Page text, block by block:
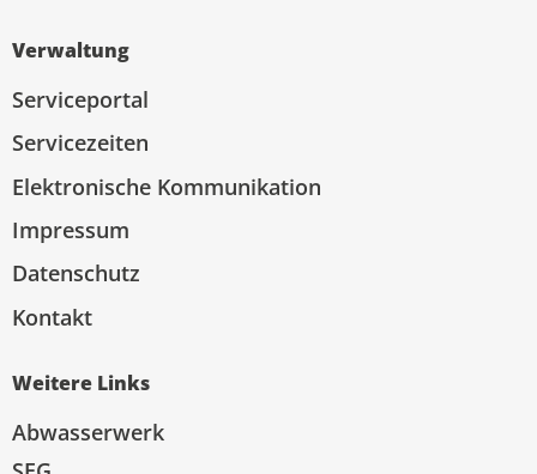
Verwaltung
Serviceportal
Servicezeiten
Elektronische Kommunikation
Impressum
Datenschutz
Kontakt
Weitere Links
Abwasserwerk